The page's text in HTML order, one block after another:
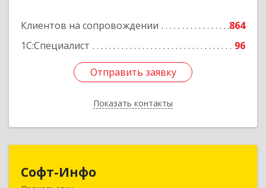
Клиентов на сопровождении
864
1С:Специалист
96
Отправить заявку
Показать контакты
Отправить заявку
Назад
Софт-Инфо